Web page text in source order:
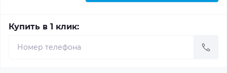
Купить в 1 клик: